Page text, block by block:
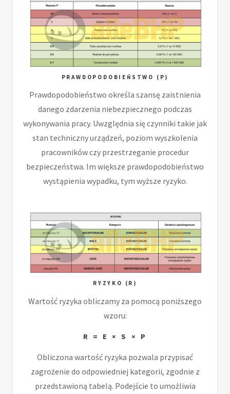
PRAWDOPODOBIEŃSTWO (P)
Prawdopodobieństwo określa szansę zaistnienia
danego zdarzenia niebezpiecznego podczas
wykonywania pracy. Uwzględnia się czynniki takie jak
stan techniczny urządzeń, poziom wyszkolenia
pracowników czy przestrzeganie procedur
bezpieczeństwa. Im większe prawdopodobieństwo
wystąpienia wypadku, tym wyższe ryzyko.
RYZYKO (R)
Wartość ryzyka obliczamy za pomocą poniższego
wzoru:
R = E × S × P
Obliczona wartość ryzyka pozwala przypisać
zagrożenie do odpowiedniej kategorii, zgodnie z
przedstawioną tabelą. Podejście to umożliwia